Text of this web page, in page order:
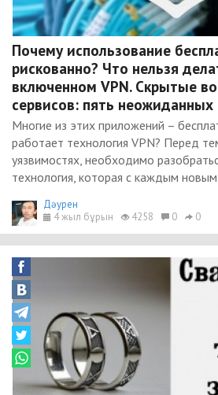
Почему использование
рискованно? Что нельзя
включенном VPN. Скрытые
сервисов: пять неожиданных
Многие из этих приложений –
работает технология VPN? Перед
уязвимостях, необходимо
технология, которая с каждым
Дәурен
4 жыл бұрын
4258 0 0